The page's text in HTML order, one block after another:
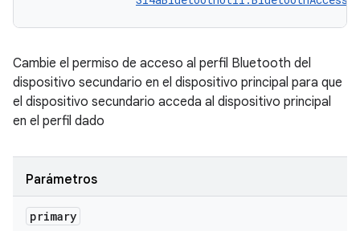
Cambie el permiso de acceso al perfil Bluetooth del
dispositivo secundario en el dispositivo principal para que
el dispositivo secundario acceda al dispositivo principal
en el perfil dado
Parámetros
primary